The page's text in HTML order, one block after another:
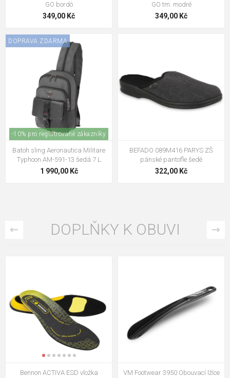
GO bordó
349,00 Kč
GO tm. modré
349,00 Kč
DOPRAVA ZDARMA
-10% pro registrované zákazníky
Batoh sling Aeronautica Militare
Typhoon AM-591-13 šedá 7 L
1 990,00 Kč
BEFADO 089M416 PARYS ZŠ
pánské pantofle šedé
322,00 Kč
DOPLŇKY K OBUVI
Bennon ACTIVA ESD vložka VM Footwear 3950 Obouvací lžíce